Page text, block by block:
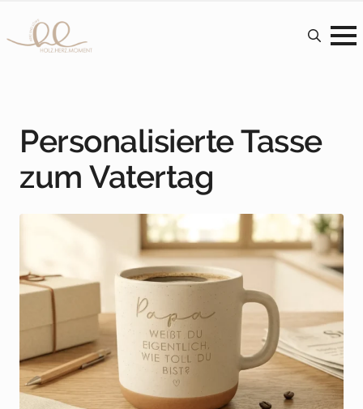
Personalisierte Tasse
zum Vatertag
Wähle deine Option